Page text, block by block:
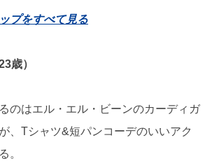
プをすべて見る
歳）
のはエル・エル・ビーンのカーディガ
、Tシャツ&短パンコーデのいいアク
。